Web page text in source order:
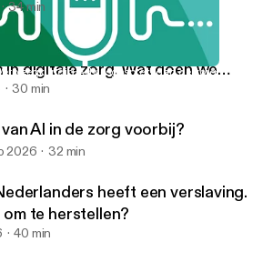
Adviesgesprek, dan de zorg.
op zorg
34 min
kunnen niet
in digitale zorg. Wat doen we
30 min
AI in de zorg voorbij?
2026 32 min
heeft een verslaving.
te herstellen?
40 min